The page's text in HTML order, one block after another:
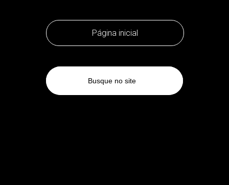
Página inicial